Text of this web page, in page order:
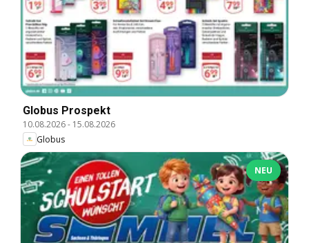
Globus Prospekt
10.08.2026- 15.08.2026
Globus
NEU